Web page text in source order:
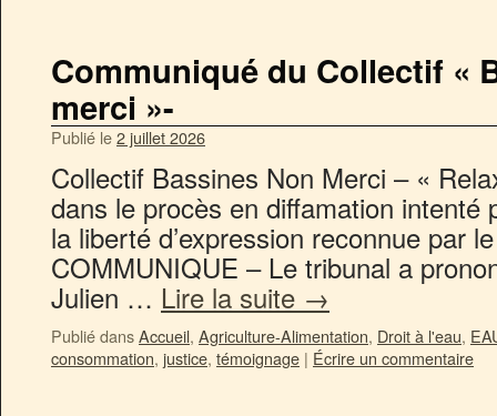
Communiqué du Collectif «
merci »-
Publié le2 juillet 2026
Collectif Bassines Non Merci – «
dans le procès en diffamation intenté
la liberté d’expression reconnue par
COMMUNIQUE – Le tribunal a
Julien … Lire la suite →
Publié dansAccueil, Agriculture-Alimentation, Droit à l'eau,
consommation, justice, témoignage | Écrire un commentaire